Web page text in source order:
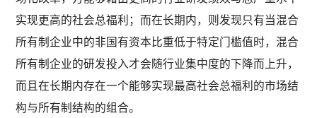
实现更高的社会总福利；而在长期内，则发现只有当混合
所有制企业中的非国有资本比重低于特定门槛值时，混合
所有制企业的研发投入才会随行业集中度的下降而上升，
而且在长期内存在一个能够实现最高社会总福利的市场结
构与所有制结构的组合。